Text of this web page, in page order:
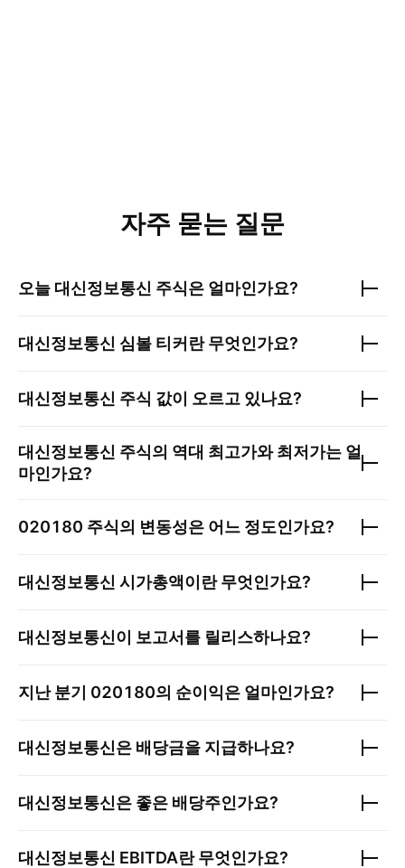
자주 묻는 질문
오늘 대신정보통신 주식은 얼마인가요?
대신정보통신 심볼 티커란 무엇인가요?
대신정보통신 주식 값이 오르고 있나요?
대신정보통신 주식의 역대 최고가와 최저가는 얼
마인가요?
020180 주식의 변동성은 어느 정도인가요?
대신정보통신 시가총액이란 무엇인가요?
대신정보통신이 보고서를 릴리스하나요?
지난 분기 020180의 순이익은 얼마인가요?
대신정보통신은 배당금을 지급하나요?
대신정보통신은 좋은 배당주인가요?
대신정보통신 EBITDA란 무엇인가요?